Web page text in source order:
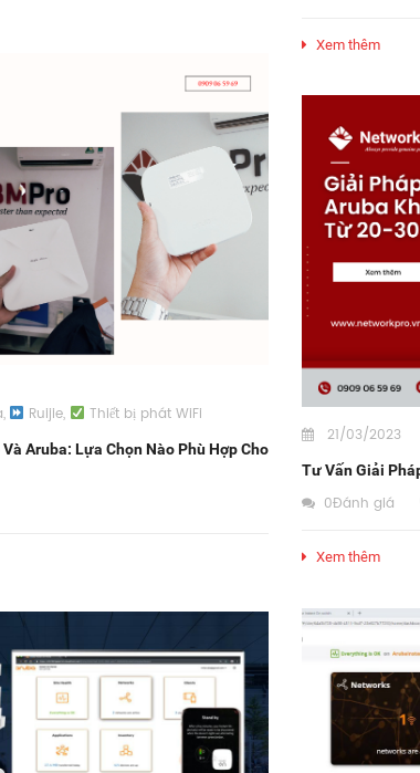
Xem thêm
, Ruijie, Thiết bị phát WiFi
Aruba: Lựa Chọn Nào Phù Hợp Cho
21/03/2023
Tư Vấn Giải
0Đánh giá
Xem thêm